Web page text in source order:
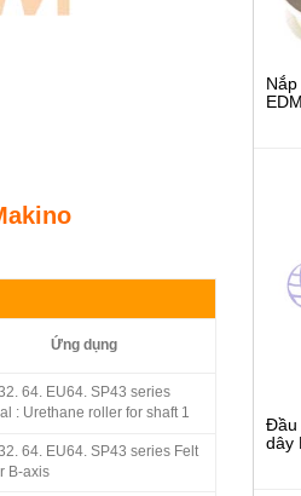
Ứng dụng
64. EU64. SP43 series
: Urethane roller for shaft 1
64. EU64. SP43 series Felt
B-axis
Đầu
dây